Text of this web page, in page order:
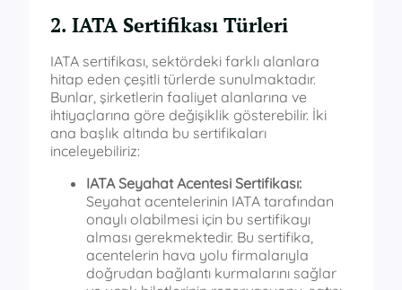
2. IATA Sertifikası Türleri
IATA sertifikası, sektördeki farklı alanlara
hitap eden çeşitli türlerde sunulmaktadır.
Bunlar, şirketlerin faaliyet alanlarına ve
ihtiyaçlarına göre değişiklik gösterebilir. İki
ana başlık altında bu sertifikaları
inceleyebiliriz:
IATA Seyahat Acentesi Sertifikası:
Seyahat acentelerinin IATA tarafından
onaylı olabilmesi için bu sertifikayı
alması gerekmektedir. Bu sertifika,
acentelerin hava yolu firmalarıyla
doğrudan bağlantı kurmalarını sağlar